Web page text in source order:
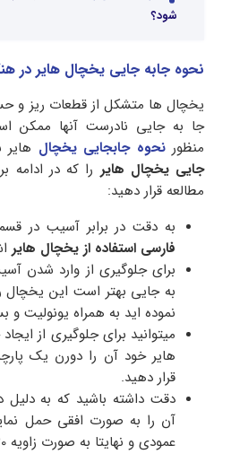
شود؟
نحوه جابه جایی یخچال هایر در
یخچال ها متشکل از قطعات ریز و
جا به جایی نادرست آنها ممکن
منظورنحوه جابجایی یخچال
جایی یخچال هایر را که در ادامه
مطالعه قرار دهید:
به دقت در برابر آسیب در
فارسی استفاده از یخچال هایر
برای جلوگیری از وارد شدن
به جایی بهتر است این یخچال
نموده اید به همراه یونولیت و
میتوانید برای جلوگیری از
هایر خود آن را دورن یک
قرار دهید.
دقت داشته باشید که به دلیل
آن را به صورت افقی حمل
عمودی و نهایتا به صورت زاویه 30 درجه حمل نمایید.